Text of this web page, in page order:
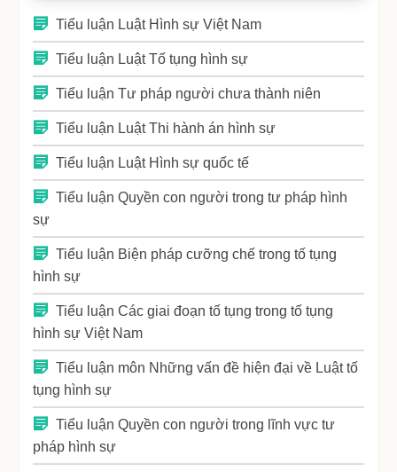
Tiểu luận Luật Hình sự Việt Nam
Tiểu luận Luật Tố tụng hình sự
Tiểu luận Tư pháp người chưa thành niên
Tiểu luận Luật Thi hành án hình sự
Tiểu luận Luật Hình sự quốc tế
Tiểu luận Quyền con người trong tư pháp hình
sự
Tiểu luận Biện pháp cưỡng chế trong tố tụng
hình sự
Tiểu luận Các giai đoạn tố tụng trong tố tụng
hình sự Việt Nam
Tiểu luận môn Những vấn đề hiện đại về Luật tố
tụng hình sự
Tiểu luận Quyền con người trong lĩnh vực tư
pháp hình sự